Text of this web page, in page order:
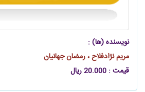
نویسنده (ها) :
مریم نژادفلاح ، رمضان جهانیان
قیمت : 20.000 ریال